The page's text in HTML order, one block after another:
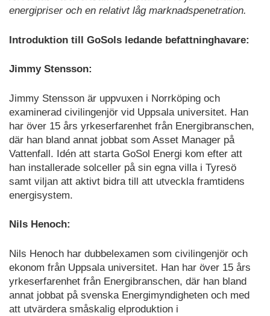
energipriser och en relativt låg marknadspenetration.
Introduktion till GoSols ledande befattninghavare:
Jimmy Stensson:
Jimmy Stensson är uppvuxen i Norrköping och
examinerad civilingenjör vid Uppsala universitet. Han
har över 15 års yrkeserfarenhet från Energibranschen,
där han bland annat jobbat som Asset Manager på
Vattenfall. Idén att starta GoSol Energi kom efter att
han installerade solceller på sin egna villa i Tyresö
samt viljan att aktivt bidra till att utveckla framtidens
energisystem.
Nils Henoch:
Nils Henoch har dubbelexamen som civilingenjör och
ekonom från Uppsala universitet. Han har över 15 års
yrkeserfarenhet från Energibranschen, där han bland
annat jobbat på svenska Energimyndigheten och med
att utvärdera småskalig elproduktion i